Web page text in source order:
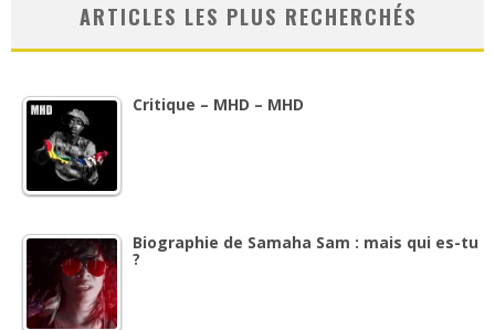
ARTICLES LES PLUS RECHERCHÉS
Critique – MHD – MHD
Biographie de Samaha Sam : mais qui es-tu
?